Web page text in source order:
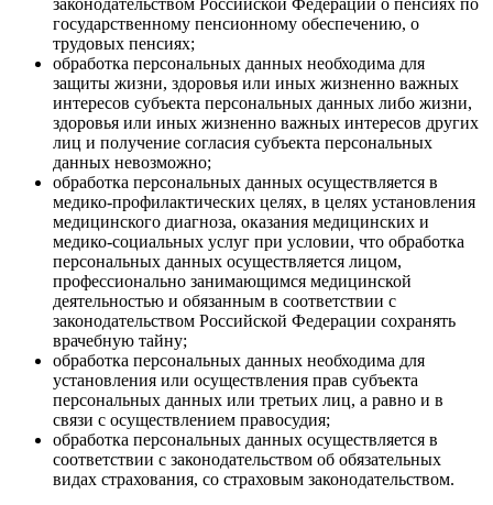
законодательством Российской Федерации о пенсиях по
государственному пенсионному обеспечению, о
трудовых пенсиях;
обработка персональных данных необходима для
защиты жизни, здоровья или иных жизненно важных
интересов субъекта персональных данных либо жизни,
здоровья или иных жизненно важных интересов других
лиц и получение согласия субъекта персональных
данных невозможно;
обработка персональных данных осуществляется в
медико-профилактических целях, в целях установления
медицинского диагноза, оказания медицинских и
медико-социальных услуг при условии, что обработка
персональных данных осуществляется лицом,
профессионально занимающимся медицинской
деятельностью и обязанным в соответствии с
законодательством Российской Федерации сохранять
врачебную тайну;
обработка персональных данных необходима для
установления или осуществления прав субъекта
персональных данных или третьих лиц, а равно и в
связи с осуществлением правосудия;
обработка персональных данных осуществляется в
соответствии с законодательством об обязательных
видах страхования, со страховым законодательством.